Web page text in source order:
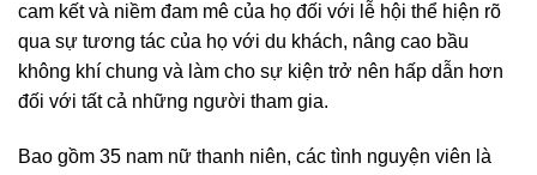
cam kết và niềm đam mê của họ đối với lễ hội thể hiện rõ
qua sự tương tác của họ với du khách, nâng cao bầu
không khí chung và làm cho sự kiện trở nên hấp dẫn hơn
đối với tất cả những người tham gia.
Bao gồm 35 nam nữ thanh niên, các tình nguyện viên là